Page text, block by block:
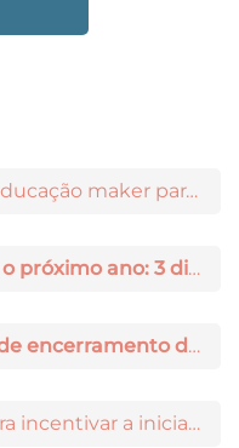
8 leituras para você levar a educação maker para a sala de aula
Preparando os alunos para o próximo ano: 3 dicas práticas
3 atividades encantadoras de encerramento de ano letivo
Estratégias pedagógicas para incentivar a iniciação científica entre os estudantes